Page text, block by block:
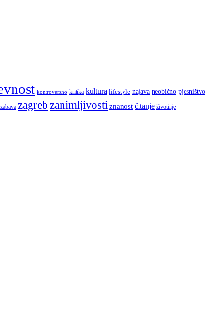
kontroverzno kritika kultura lifestyle najava neobično pjesništvo
zabava zagreb zanimljivosti znanost čitanje životinje